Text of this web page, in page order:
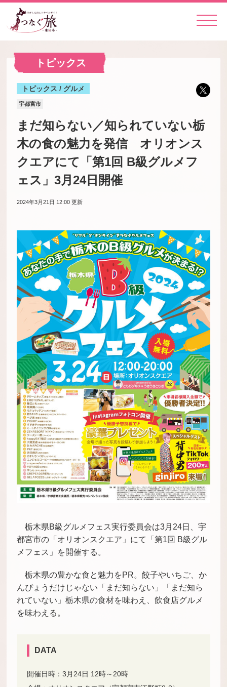
トピックス
トピックス / グルメ
宇都宮市
まだ知らない／知られていない栃
木の食の魅力を発信 オリオンス
クエアにて「第1回 B級グルメフ
ェス」3月24日開催
2024年3月21日 12:00 更新
栃木県B級グルメフェス実行委員会は3月24日、宇
都宮市の「オリオンスクエア」にて「第1回 B級グル
メ フェス 」を開催する。
栃木県の豊かな食と魅力をPR。餃子やいちご、か
んぴょうだけじゃない「まだ知らない」「まだ知ら
れていない」栃木県の食材を味わえ、飲食店グルメ
を味わえる。
DATA
開催日時：3月24日 12時～20時